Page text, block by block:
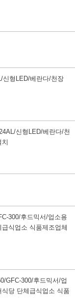
신형LED/베란다/천장
신형LED/베란다/천
300/후드믹서/업소용
식업소 식품제조업체
GFC-300/후드믹서/업
당 단체급식업소 식품